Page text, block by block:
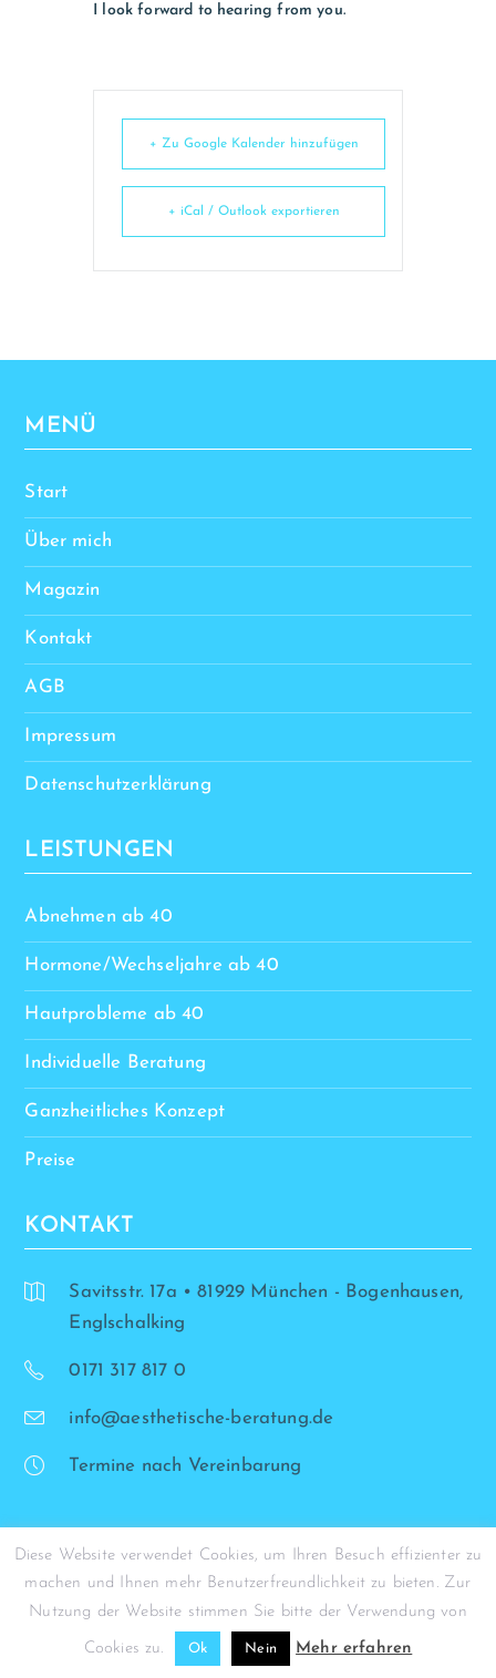
I look forward to hearing from you.
+ Zu Google Kalender hinzufügen
+ iCal / Outlook exportieren
MENÜ
Start
Über mich
Magazin
Kontakt
AGB
Impressum
Datenschutzerklärung
LEISTUNGEN
Abnehmen ab 40
Hormone/Wechseljahre ab 40
Hautprobleme ab 40
Individuelle Beratung
Ganzheitliches Konzept
Preise
KONTAKT
Savitsstr. 17a • 81929 München - Bogenhausen,
Englschalking
0171 317 817 0
info@aesthetische-beratung.de
Termine nach Vereinbarung
© Simona Stohrer - 2026
Diese Website verwendet Cookies, um Ihren Besuch effizienter zu
machen und Ihnen mehr Benutzerfreundlichkeit zu bieten. Zur
Nutzung der Website stimmen Sie bitte der Verwendung von
Cookies zu. Ok Nein Mehr erfahren